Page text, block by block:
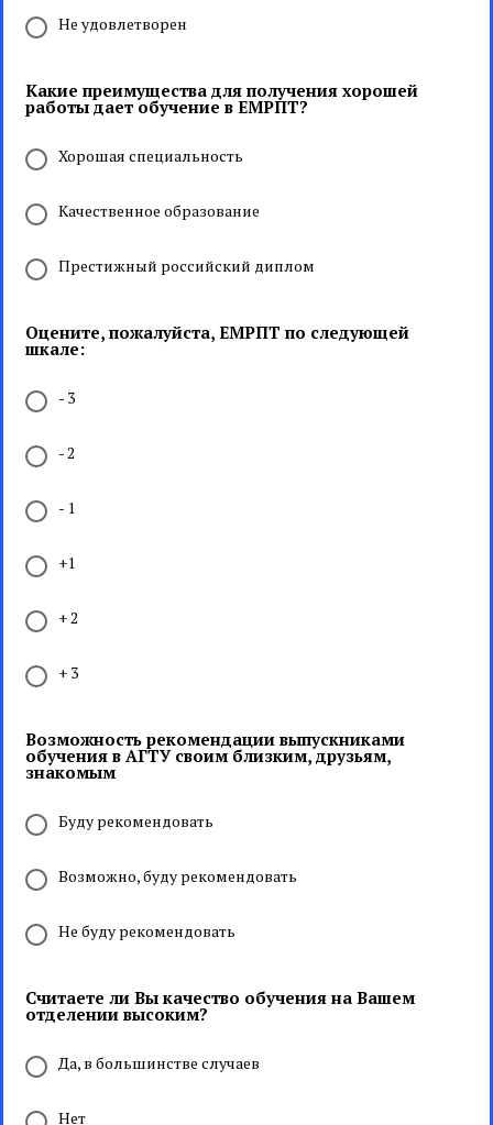
Не удовлетворен
Какие преимущества для получения хорошей
работы дает обучение в ЕМРПТ?
Хорошая специальность
Качественное образование
Престижный российский диплом
Оцените, пожалуйста, ЕМРПТ по следующей
шкале:
- 3
- 2
- 1
+1
+ 2
+ 3
Возможность рекомендации выпускниками
обучения в АГТУ своим близким, друзьям,
знакомым
Буду рекомендовать
Возможно, буду рекомендовать
Не буду рекомендовать
Считаете ли Вы качество обучения на Вашем
отделении высоким?
Да, в большинстве случаев
Нет